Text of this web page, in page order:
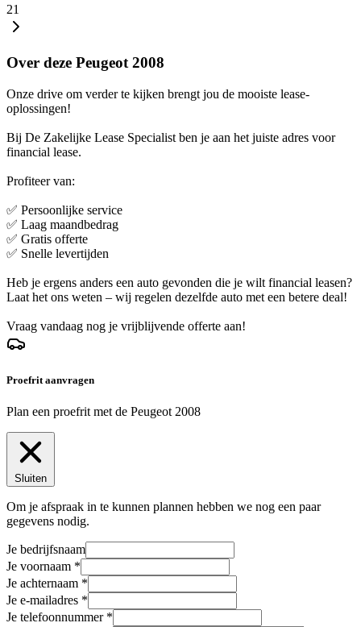
21
Over deze Peugeot 2008
Onze drive om verder te kijken brengt jou de mooiste lease-
oplossingen!
Bij De Zakelijke Lease Specialist ben je aan het juiste adres voor
financial lease.
Profiteer van:
✅ Persoonlijke service
✅ Laag maandbedrag
✅ Gratis offerte
✅ Snelle levertijden
Heb je ergens anders een auto gevonden die je wilt financial leasen?
Laat het ons weten – wij regelen dezelfde auto met een betere deal!
Vraag vandaag nog je vrijblijvende offerte aan!
Proefrit aanvragen
Plan een proefrit met de Peugeot 2008
Sluiten
Om je afspraak in te kunnen plannen hebben we nog een paar
gegevens nodig.
Je bedrijfsnaam
Je voornaam
Je achternaam
Je e-mailadres
Je telefoonnummer